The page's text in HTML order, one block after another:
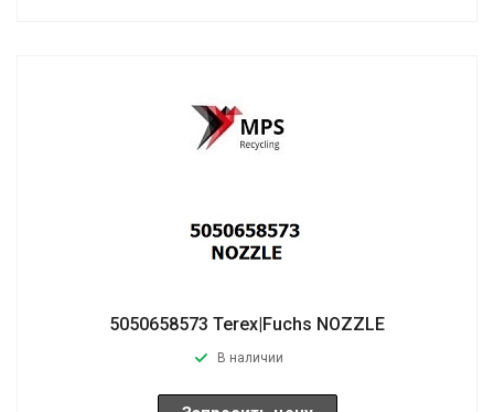
5050658573 Terex|Fuchs NOZZLE
В наличии